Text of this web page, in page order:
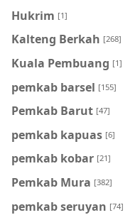
Hukrim [1]
Kalteng Berkah [268]
Kuala Pembuang [1]
pemkab barsel [155]
Pemkab Barut [47]
pemkab kapuas [6]
pemkab kobar [21]
Pemkab Mura [382]
pemkab seruyan [74]